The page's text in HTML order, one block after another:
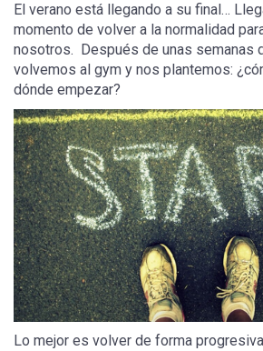
El verano está llegando a su final…
momento de volver a la normalidad
nosotros. Después de unas semanas
volvemos al gym y nos plantemos:
dónde empezar?
Lo mejor es volver de forma